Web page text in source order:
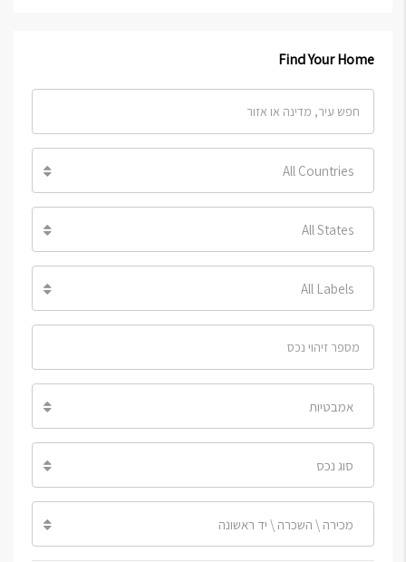
Find Your Home
All Countries
All States
All Labels
אמבטיות
סוג נכס
מכירה \ השכרה \ יד ראשונה